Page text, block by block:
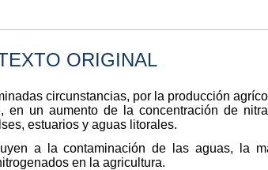
ORIGINAL
circunstancias, por la producción
en un aumento de la concentración de
estuarios y aguas litorales.
a la contaminación de las aguas, la
en la agricultura.